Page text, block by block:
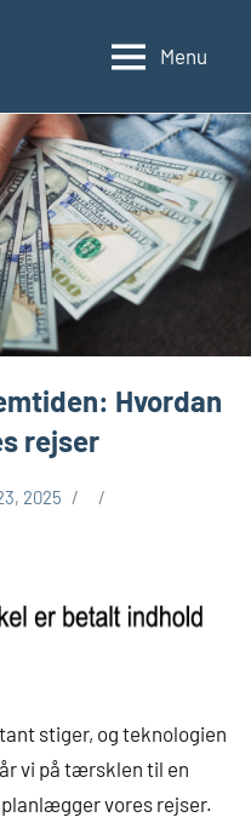
Menu
Hvordan
rejser
2025
stiger, og teknologien
vi på tærsklen til en
vores rejser.